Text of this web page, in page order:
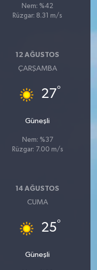
Nem: %42
Rüzgar: 8.31 m/s
12 AĞUSTOS
ÇARŞAMBA
27°
Güneşli
Nem: %37
Rüzgar: 7.00 m/s
14 AĞUSTOS
CUMA
25°
Güneşli